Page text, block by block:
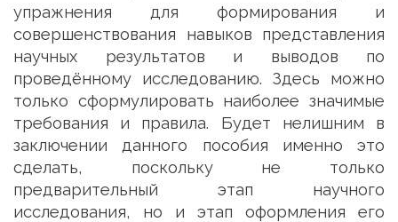
упражнения для формирования и
совершенствования навыков представления
научных результатов и выводов по
проведённому исследованию. Здесь можно
только сформулировать наиболее значимые
требования и правила. Будет нелишним в
заключении данного пособия именно это
сделать, поскольку не только
предварительный этап научного
исследования, но и этап оформления его